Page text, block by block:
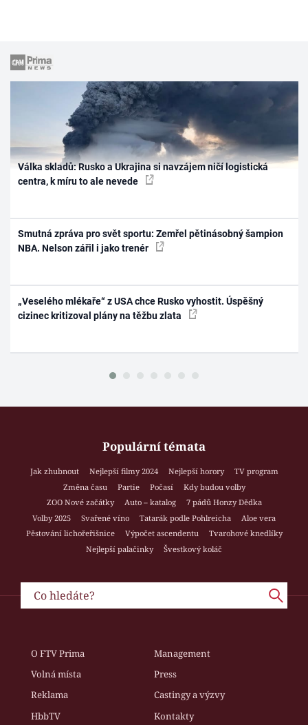
Válka skladů: Rusko a Ukrajina si navzájem ničí logistická
centra, k míru to ale nevede
Smutná zpráva pro svět sportu: Zemřel pětinásobný šampion
NBA. Nelson zářil i jako trenér
„Veselého mlékaře“ z USA chce Rusko vyhostit. Úspěšný
cizinec kritizoval plány na těžbu zlata
Populární témata
Jak zhubnout Nejlepší filmy 2024 Nejlepší horory
TV program
Změna času
Partie Počasí
Kdy budou volby
ZOO Nové začátky
Auto – katalog
7 pádů Honzy Dědka
Volby 2025
Svařené víno Tatarák podle Pohlreicha
Aloe vera
Pěstování lichořeřišnice
Výpočet ascendentu
Tvarohové knedlíky
Nejlepší palačinky
Švestkový koláč
O FTV Prima
Management
Volná místa
Press
Reklama
Castingy a výzvy
HbbTV
Kontakty